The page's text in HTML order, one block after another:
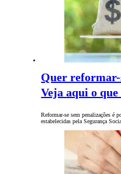
Quer reformar-
Veja aqui o
Reformar-se sem penalizações é
estabelecidas pela Segurança